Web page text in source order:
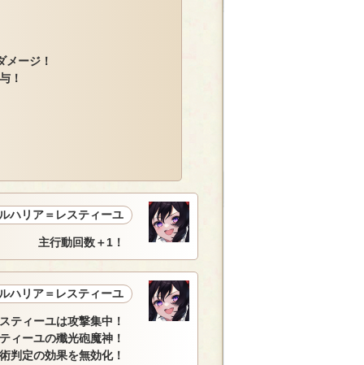
ージ！
！
ハリア＝レスティーユ
主行動回数＋1！
ハリア＝レスティーユ
ティーユは攻撃集中！
ィーユの殲光砲魔神！
判定の効果を無効化！